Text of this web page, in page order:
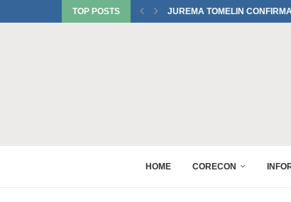
TOP POSTS RAQUEL PEREIRA PONTES
HOME CORECON